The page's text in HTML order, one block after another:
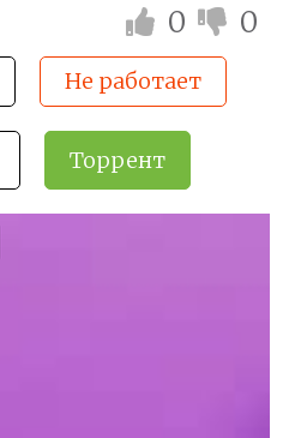
0 0
Не работает
Торрент